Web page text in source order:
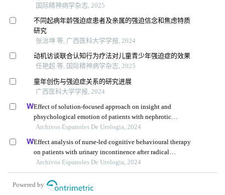
国际精神病学杂志, 2025
不同起病年龄强迫症患者及亲属的强迫信念和焦虑特质
研究
张治坤 等, 广西医科大学学报, 2024
动机访谈联合认知行为疗法对儿童青少年强迫症的效果
任艳超 等, 国际精神病学杂志, 2025
童年创伤与强迫症关系的研究进展
广西医科大学学报, 2024
Effect of solution-focused approach on insight and
phsychological emotion of patients with nephrotic
syndrome: a retrospective study from the hospital
Archivos Espanoles De Urologia, 2024
Effect analysis of nurse-led cognitive behavioural therapy
on patients with urinary incontinence after radical
prostatectomy
Archivos Espanoles De Urologia, 2024
Powered by